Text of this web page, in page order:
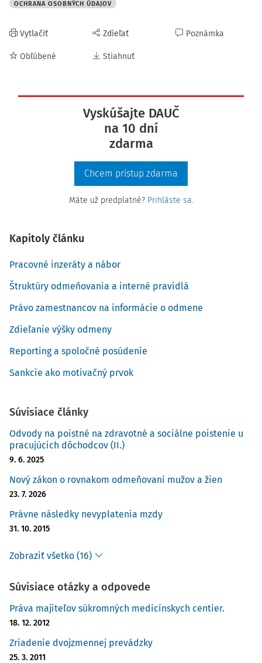
OCHRANA OSOBNÝCH ÚDAJOV
Vytlačiť
Obľúbené
Zdieľať
Stiahnuť
Poznámka
Vyskúšajte DAUČ
na 10 dní
zdarma
Chcem prístup zdarma
Máte už predplatné? Prihláste sa.
Kapitoly článku
Pracovné inzeráty a nábor
Štruktúry odmeňovania a interné pravidlá
Právo zamestnancov na informácie o odmene
Zdieľanie výšky odmeny
Reporting a spoločné posúdenie
Sankcie ako motivačný prvok
Súvisiace články
Odvody na poistné na zdravotné a sociálne poistenie u
pracujúcich dôchodcov (II.)
9. 6. 2025
Nový zákon o rovnakom odmeňovaní mužov a žien
23. 7. 2026
Právne následky nevyplatenia mzdy
31. 10. 2015
Zobraziť všetko (16)
Súvisiace otázky a odpovede
Práva majiteľov súkromných medicínskych centier.
18. 12. 2012
Zriadenie dvojzmennej prevádzky
25. 3. 2011